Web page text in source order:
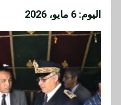
اليوم: 6 مايو، 2026
2
عودة أستاذ
والتسيير بوجدة
التحرش الجنسي
الخميس 28 نوفمبر 2024